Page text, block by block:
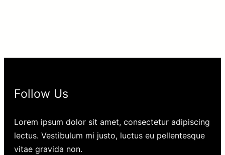
Follow Us
Lorem ipsum dolor sit amet, consectetur adipiscing
lectus. Vestibulum mi justo, luctus eu pellentesque
vitae gravida non.